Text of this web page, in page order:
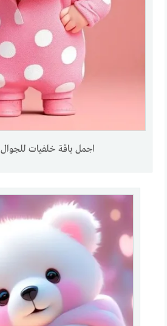
اجمل باقة خلفيات للجوال full hd.